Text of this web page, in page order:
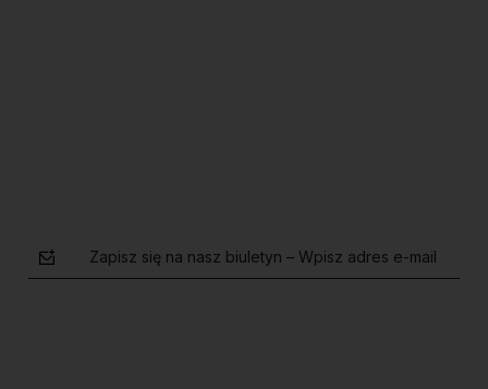
Zapisz się na nasz biuletyn – Wpisz adres e-mail